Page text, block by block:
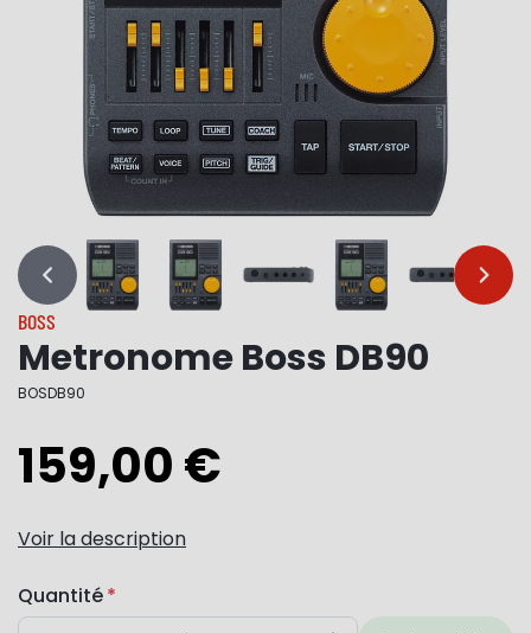
… …
BOSS
Metronome Boss DB90
BOSDB90
159,00 €
Voir la description
Quantité